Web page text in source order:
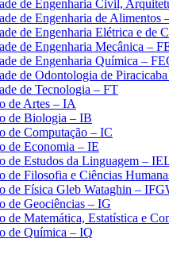
de Engenharia Civil,
de Engenharia de Alimentos
de Engenharia Elétrica e de
de Engenharia Mecânica –
de Engenharia Química –
de Odontologia de
de Tecnologia – FT
de Artes – IA
de Biologia – IB
de Computação – IC
de Economia – IE
de Estudos da Linguagem –
de Filosofia e Ciências
de Física Gleb Wataghin –
de Geociências – IG
de Matemática, Estatística e
de Química – IQ